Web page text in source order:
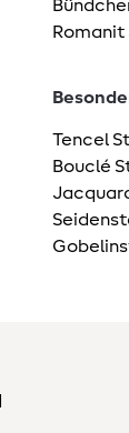
Romanit
Tencel
Bouclé